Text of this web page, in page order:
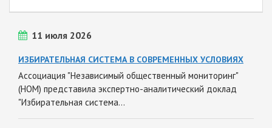
11 июля 2026
ИЗБИРАТЕЛЬНАЯ СИСТЕМА В СОВРЕМЕННЫХ УСЛОВИЯХ
Ассоциация "Независимый общественный мониторинг"
(НОМ) представила экспертно-аналитический доклад
"Избирательная система…